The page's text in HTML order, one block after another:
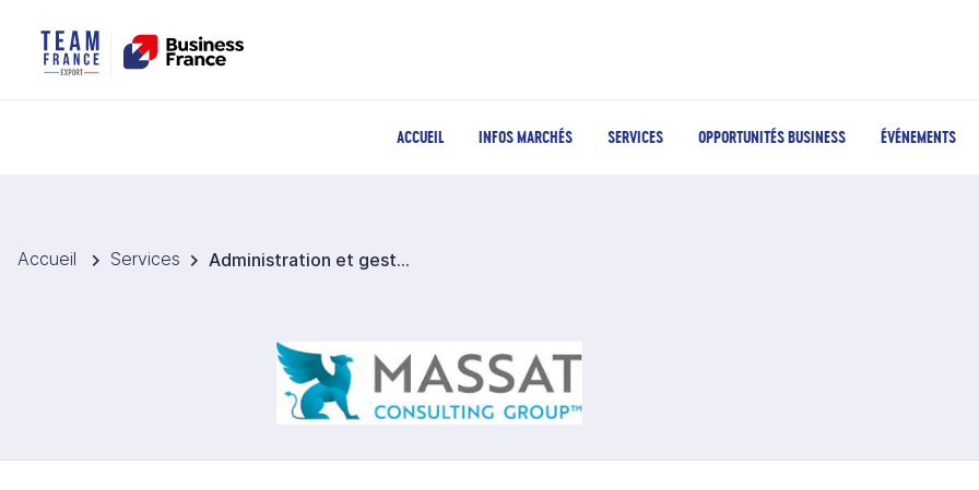
ACCUEIL INFOS MARCHÉS SERVICES OPPORTUNITÉS BUSINESS ÉVÉNEMENTS
Accueil Services Administration et gestion de filiale Canada - MSGL